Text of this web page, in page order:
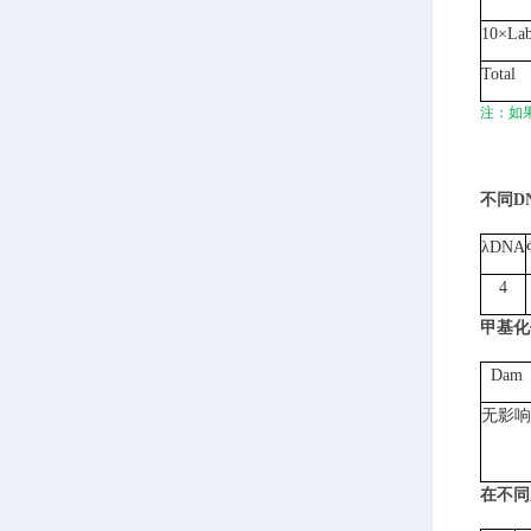
Total
注：如
不同
λDNA
4
甲基
Dam
无影响
在不